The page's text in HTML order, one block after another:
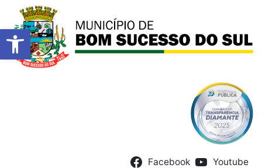
Barra de Ferramentas
Facebook Youtube